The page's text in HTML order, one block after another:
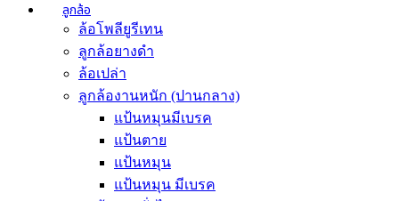
ลูกล้อ
ล้อโพลียูรีเทน
ลูกล้อยางดำ
ล้อเปล่า
ลูกล้องานหนัก (ปานกลาง)
แป้นหมุนมีเบรค
แป้นตาย
แป้นหมุน
แป้นหมุน มีเบรค